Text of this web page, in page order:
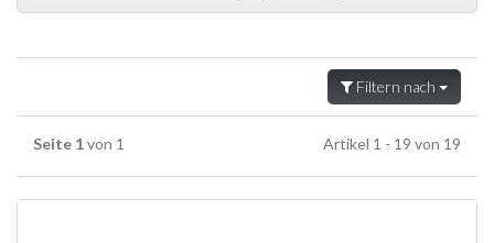
Filtern nach
Seite 1von 1 Artikel 1 - 19 von 19